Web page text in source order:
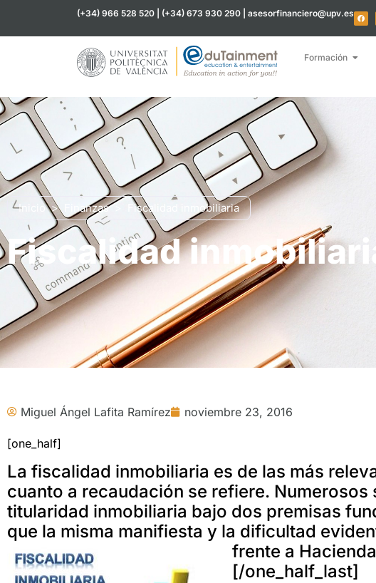
(+34) 966 528 520 | (+34) 673 930 290 | asesorfinanciero@upv.es
Formación
Inicio > Finanzas > Fiscalidad inmobiliaria
Fiscalidad inmobiliaria
Miguel Ángel Lafita Ramírez noviembre 23, 2016
[one_half]
La fiscalidad inmobiliaria es de las más
cuanto a recaudación se refiere.
titularidad inmobiliaria bajo dos premisas
que la misma manifiesta y la dificultad
frente a
[/one_half_last]